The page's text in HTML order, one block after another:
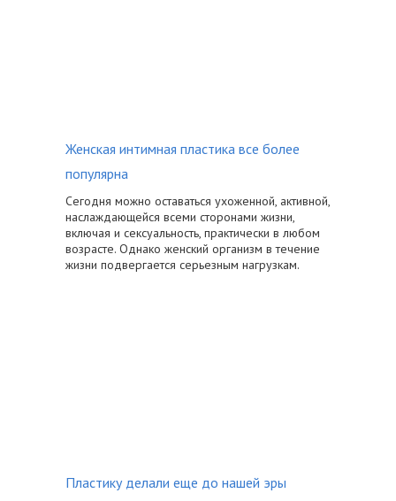
Женская интимная пластика все более
популярна
Сегодня можно оставаться ухоженной, активной,
наслаждающейся всеми сторонами жизни,
включая и сексуальность, практически в любом
возрасте. Однако женский организм в течение
жизни подвергается серьезным нагрузкам.
Пластику делали еще до нашей эры